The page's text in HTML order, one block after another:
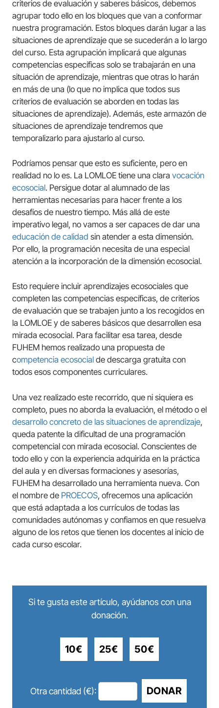
criterios de evaluación y saberes básicos, debemos
agrupar todo ello en los bloques que van a conformar
nuestra programación. Estos bloques darán lugar a las
situaciones de aprendizaje que se sucederán a lo largo
del curso. Esta agrupación implicará que algunas
competencias específicas solo se trabajarán en una
situación de aprendizaje, mientras que otras lo harán
en más de una (lo que no implica que todos sus
criterios de evaluación se aborden en todas las
situaciones de aprendizaje). Además, este armazón de
situaciones de aprendizaje tendremos que
temporalizarlo para ajustarlo al curso.
Podríamos pensar que esto es suficiente, pero en
realidad no lo es. La LOMLOE tiene una clara vocación
ecosocial. Persigue dotar al alumnado de las
herramientas necesarias para hacer frente a los
desafíos de nuestro tiempo. Más allá de este
imperativo legal, no vamos a ser capaces de dar una
educación de calidad sin atender a esta dimensión.
Por ello, la programación necesita de una especial
atención a la incorporación de la dimensión ecosocial.
Esto requiere incluir aprendizajes ecosociales que
completen las competencias específicas, de criterios
de evaluación que se trabajen junto a los recogidos en
la LOMLOE y de saberes básicos que desarrollen esa
mirada ecosocial. Para facilitar esa tarea, desde
FUHEM hemos realizado una propuesta de
competencia ecosocial de descarga gratuita con
todos esos componentes curriculares.
Una vez realizado este recorrido, que ni siquiera es
completo, pues no aborda la evaluación, el método o el
desarrollo concreto de las situaciones de aprendizaje,
queda patente la dificultad de una programación
competencial con mirada ecosocial. Conscientes de
todo ello y con la experiencia adquirida en la práctica
del aula y en diversas formaciones y asesorías,
FUHEM ha desarrollado una herramienta nueva. Con
el nombre de PROECOS, ofrecemos una aplicación
que está adaptada a los currículos de todas las
comunidades autónomas y confiamos en que resuelva
alguno de los retos que tienen los docentes al inicio de
cada curso escolar.
Si te gusta este artículo, ayúdanos con una
donación.
10€ 25€ 50€
Otra cantidad (€): DONAR